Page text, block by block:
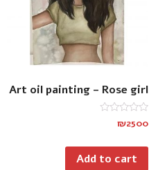
Art oil painting – Rose girl
Rated
of
₪2500
Add to cart